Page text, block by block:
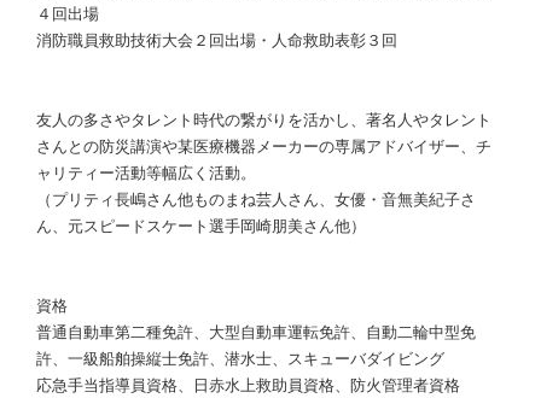
４回出場
消防職員救助技術大会２回出場・人命救助表彰３回
友人の多さやタレント時代の繋がりを活かし、著名人やタレント
さんとの防災講演や某医療機器メーカーの専属アドバイザー、チ
ャリティー活動等幅広く活動。
（プリティ長嶋さん他ものまね芸人さん、女優・音無美紀子さ
ん、元スピードスケート選手岡崎朋美さん他）
資格
普通自動車第二種免許、大型自動車運転免許、自動二輪中型免
許、一級船舶操縦士免許、潜水士、スキューバダイビング
応急手当指導員資格、日赤水上救助員資格、防火管理者資格